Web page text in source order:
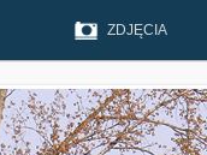
ZDJĘCIA